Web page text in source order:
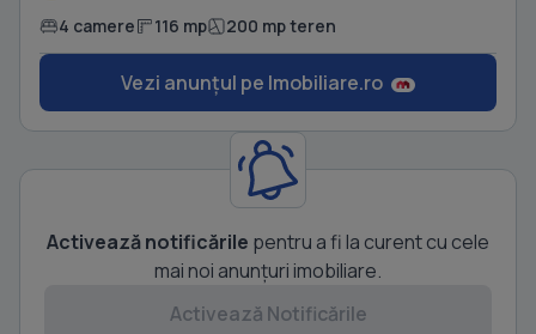
4 camere 116 mp 200 mp teren
Vezi anunțul pe Imobiliare.ro
Activează notificările pentru a fi la curent cu cele
mai noi anunțuri imobiliare.
Activează Notificările